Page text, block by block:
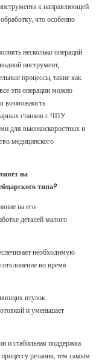
к направляющей
что особенно
несколько операций
инструмент,
процессы, такие как
эти операции можно
возможность
станков с ЧПУ
для высокоскоростных и
медицинского
на
типа?
на его
деталей малого
необходимую
во время
втулок
и уменьшает
и стабильная поддержка
резания, тем самым